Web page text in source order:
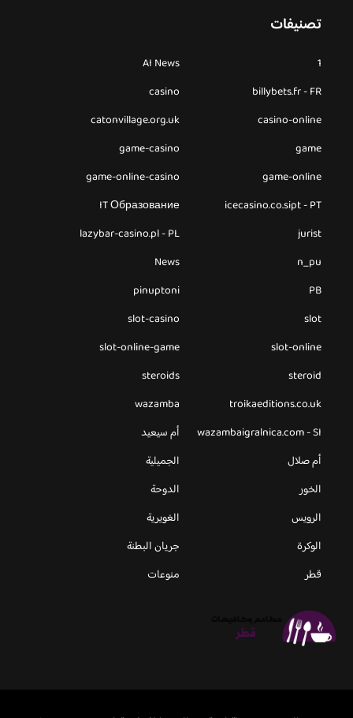
تصنيفات
1
AI News
billybets.fr - FR
casino
casino-online
catonvillage.org.uk
game
game-casino
game-online
game-online-casino
icecasino.co.sipt - PT
IT Образование
jurist
lazybar-casino.pl - PL
n_pu
News
PB
pinuptoni
slot
slot-casino
slot-online
slot-online-game
steroid
steroids
troikaeditions.co.uk
wazamba
wazambaigralnica.com - SI
أم سيعيد
أم صلال
الجميلية
الخور
الدوحة
الرويس
الغويرية
الوكرة
جريان البطنة
قطر
منوعات